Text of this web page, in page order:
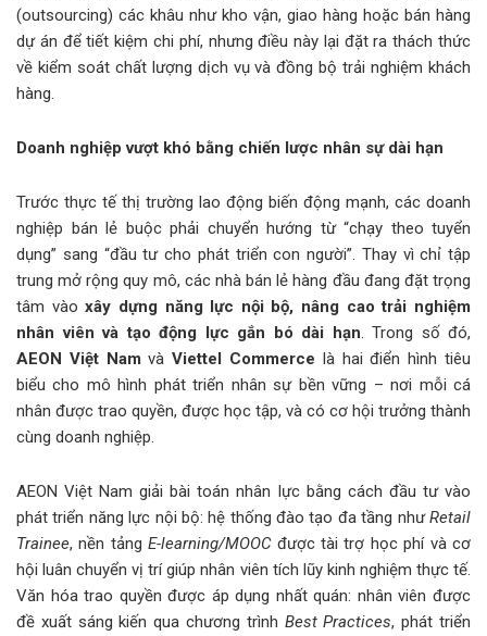
(outsourcing) các khâu như kho vận, giao hàng hoặc bán hàng
dự án để tiết kiệm chi phí, nhưng điều này lại đặt ra thách thức
về kiểm soát chất lượng dịch vụ và đồng bộ trải nghiệm khách
hàng.
Doanh nghiệp vượt khó bằng chiến lược nhân sự dài hạn
Trước thực tế thị trường lao động biến động mạnh, các doanh
nghiệp bán lẻ buộc phải chuyển hướng từ “chạy theo tuyển
dụng” sang “đầu tư cho phát triển con người”. Thay vì chỉ tập
trung mở rộng quy mô, các nhà bán lẻ hàng đầu đang đặt trọng
tâm vàoxây dựng năng lực nội bộ, nâng cao trải nghiệm
nhân viên và tạo động lực gắn bó dài hạn. Trong số đó,
AEON Việt Nam vàViettel Commerce là hai điển hình tiêu
biểu cho mô hình phát triển nhân sự bền vững – nơi mỗi cá
nhân được trao quyền, được học tập, và có cơ hội trưởng thành
cùng doanh nghiệp.
AEON Việt Nam giải bài toán nhân lực bằng cách đầu tư vào
phát triển năng lực nội bộ: hệ thống đào tạo đa tầng nhưRetail
Trainee, nền tảngE-learning/MOOCđược tài trợ học phí và cơ
hội luân chuyển vị trí giúp nhân viên tích lũy kinh nghiệm thực tế.
Văn hóa trao quyền được áp dụng nhất quán: nhân viên được
đề xuất sáng kiến qua chương trình Best Practices, phát triển